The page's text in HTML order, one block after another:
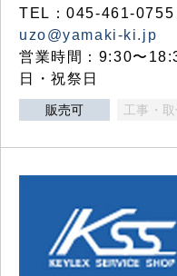
TEL：045-461-
uzo@yamaki-ki.jp
営業時間：9:30〜
日・祝祭日
販売可 工事・